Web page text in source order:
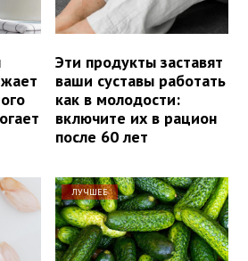
Эти продукты заставят
ваши суставы работать
как в молодости:
включите их в рацион
после 60 лет
ЛУЧШЕЕ